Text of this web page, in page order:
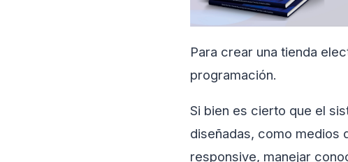
Para crear una tienda
programación.
Si bien es cierto que el
diseñadas, como medios
responsive, manejar